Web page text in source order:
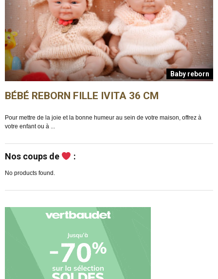
Baby reborn
BÉBÉ REBORN FILLE IVITA 36 CM
Pour mettre de la joie et la bonne humeur au sein de votre maison, offrez à
votre enfant ou à ...
Nos coups de :
No products found.